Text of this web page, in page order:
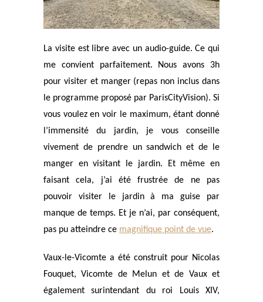
La visite est libre avec un audio-guide. Ce qui
me convient parfaitement. Nous avons 3h
pour visiter et manger (repas non inclus dans
le programme proposé par ParisCityVision). Si
vous voulez en voir le maximum, étant donné
l’immensité du jardin, je vous conseille
vivement de prendre un sandwich et de le
manger en visitant le jardin. Et même en
faisant cela, j’ai été frustrée de ne pas
pouvoir visiter le jardin à ma guise par
manque de temps. Et je n’ai, par conséquent,
pas pu atteindre ce magnifique point de vue.
Vaux-le-Vicomte a été construit pour Nicolas
Fouquet, Vicomte de Melun et de Vaux et
également surintendant du roi Louis XIV,